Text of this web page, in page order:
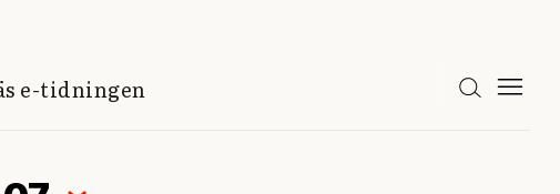
e-tidningen